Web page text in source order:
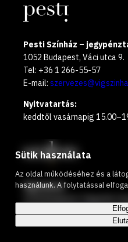
Pesti Színház –
1052 Budapest, Váci utca 9.
Tel: +36 1 266-55-57
E-mail:
Nyitvatartás:
keddtől vasárnapig
Víg Szalon
E-mail:
Sütik használata
Az oldal működéséhez és a
használunk. A folytatással